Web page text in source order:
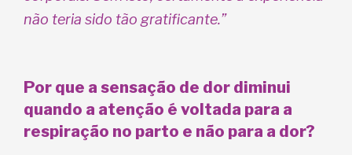
não teria sido tão gratificante.”
Por que a sensação de dor diminui
quando a atenção é voltada para a
respiração no parto e não para a dor?